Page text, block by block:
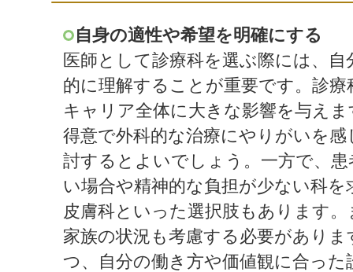
自身の適性や希望を明確にする
医師として診療科を選ぶ際には、
的に理解することが重要です。診
キャリア全体に大きな影響を与え
得意で外科的な治療にやりがいを
討するとよいでしょう。一方で、
い場合や精神的な負担が少ない科
皮膚科といった選択肢もあります
家族の状況も考慮する必要があり
つ、自分の働き方や価値観に合っ